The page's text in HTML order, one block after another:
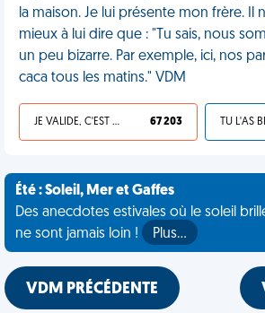
la maison. Je lui présente mon frère. Il
mieux à lui dire que : "Tu sais, nous
un peu bizarre. Par exemple, ici, nos
caca tous les matins." VDM
JE VALIDE, C'EST UNE VDM 67 203
Été : Soleil, Mer et Gaffes
Des anecdotes estivales où le soleil
ne sont jamais loin !
Plus…
VDM PRÉCÉDENTE